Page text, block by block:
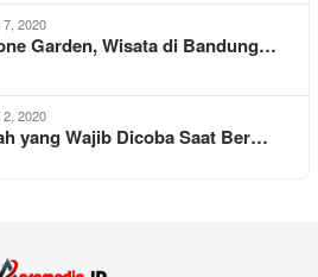
2020
Garden, Wisata di Bandung…
2020
yang Wajib Dicoba Saat Ber…